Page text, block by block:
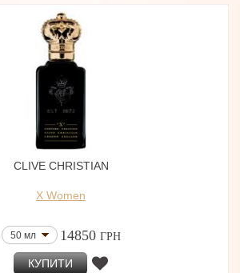
CLIVE CHRISTIAN
X Women
50 мл 14850 ГРН
КУПИТИ